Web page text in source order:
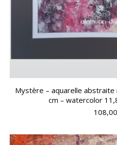
Mystère – aquarelle
cm – watercolor
108,00